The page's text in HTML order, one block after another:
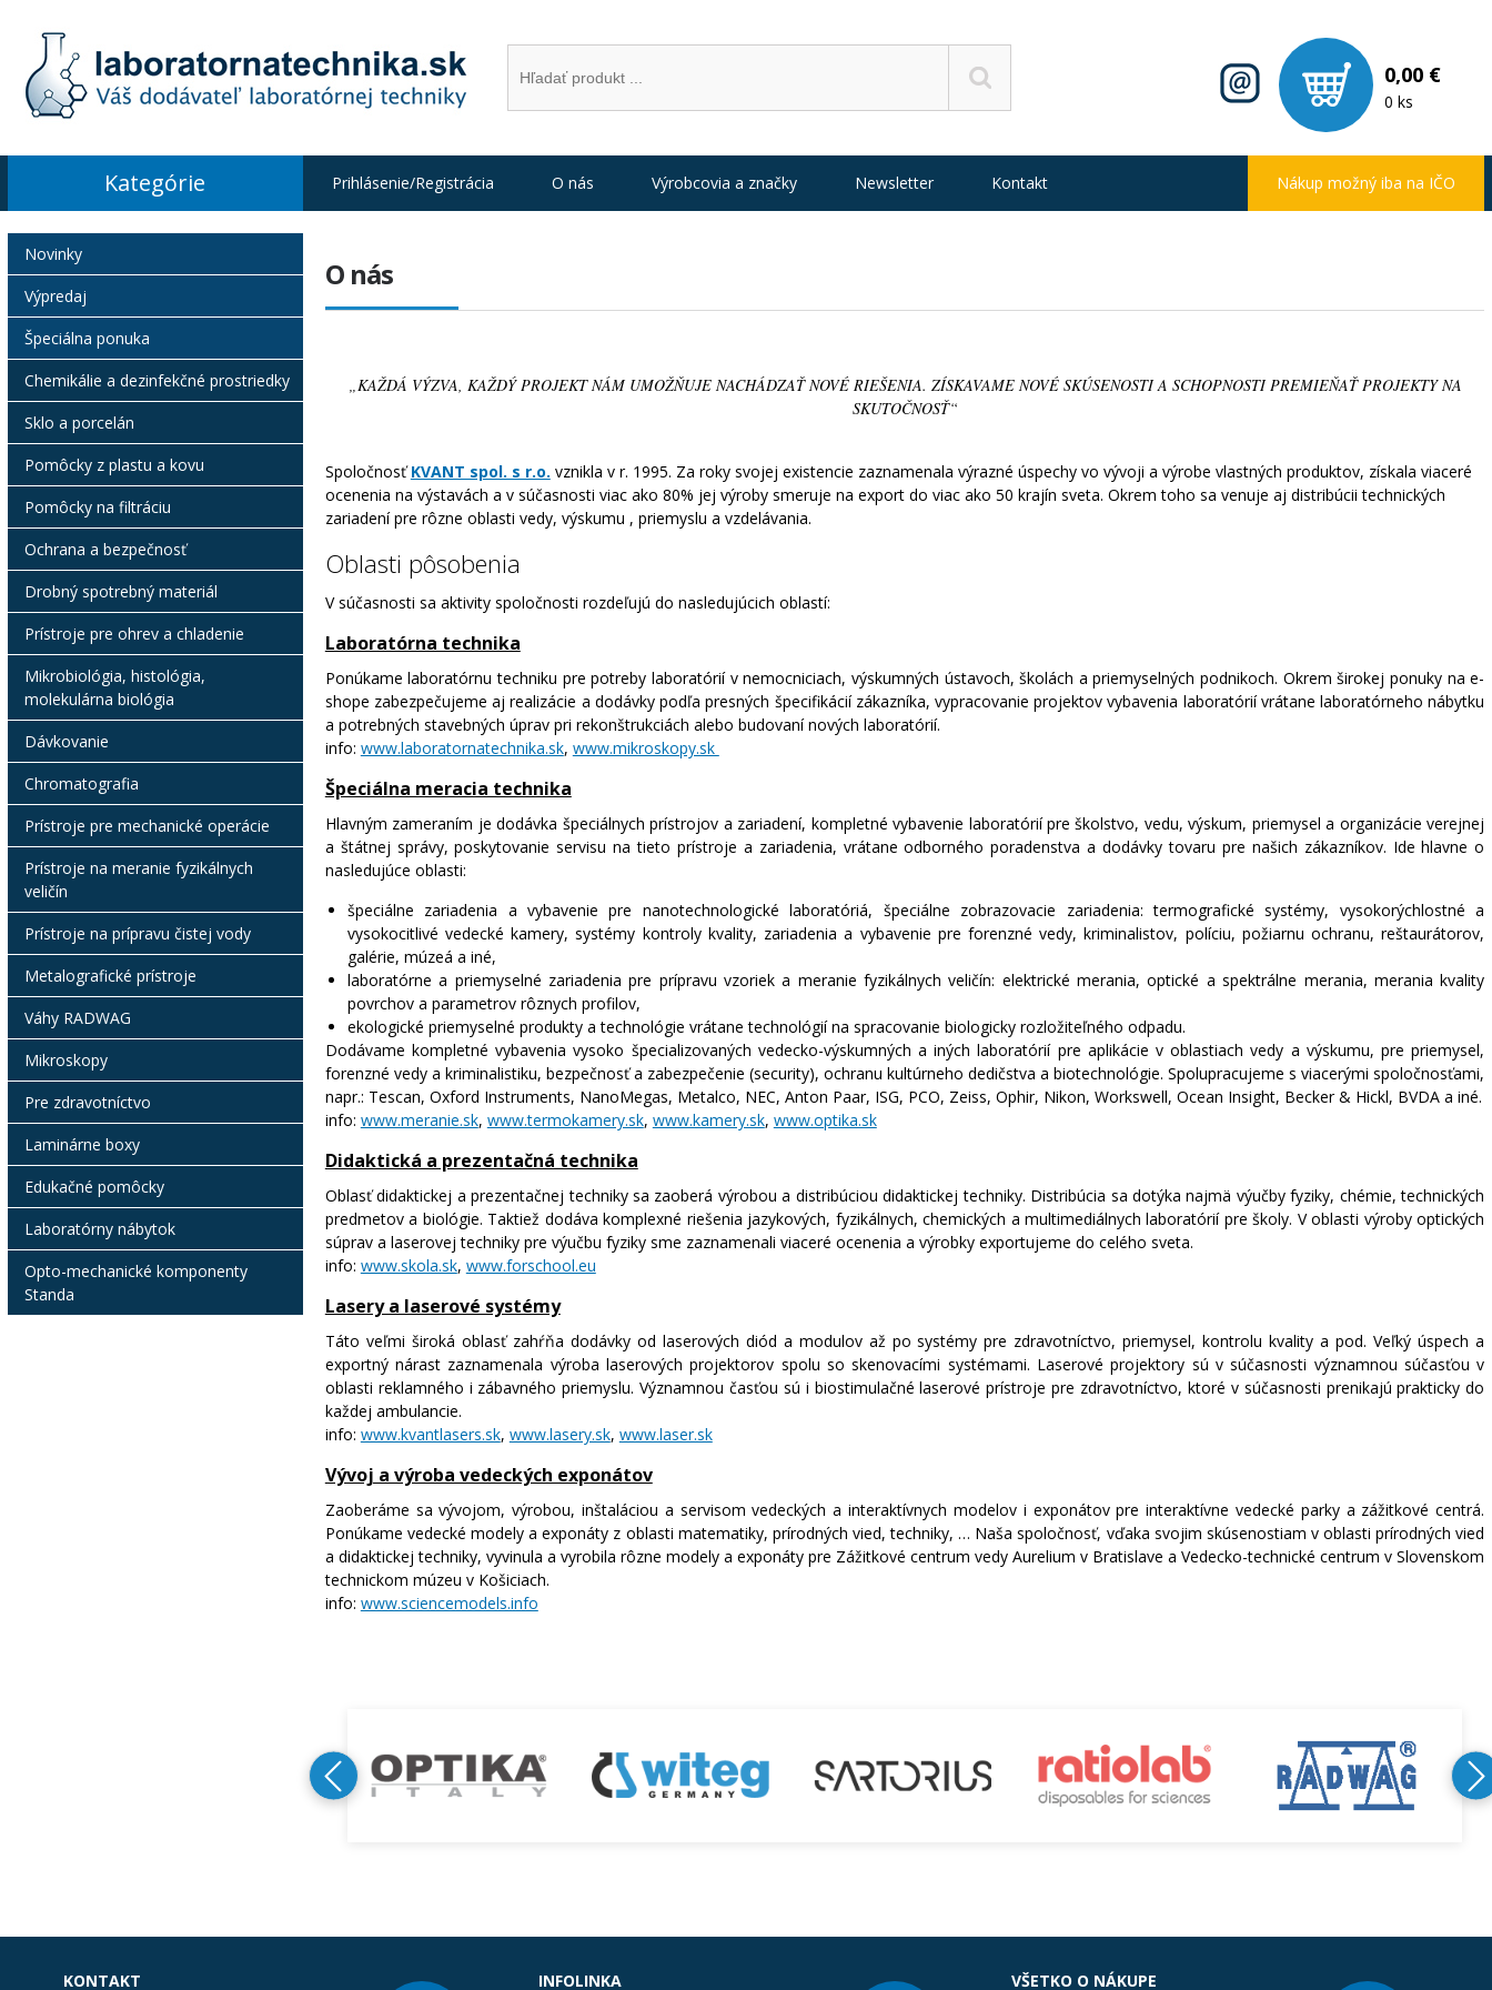
0,00 €
0 ks
O nás
„KAŽDÁ VÝZVA, KAŽDÝ PROJEKT NÁM UMOŽŇUJE NACHÁDZAŤ NOVÉ RIEŠENIA. ZÍSKAVAME NOVÉ SKÚSENOSTI A SCHOPNOSTI PREMIEŇAŤ PROJEKTY NA
SKUTOČNOSŤ“
SpoločnosťKVANT spol. s r.o. vznikla v r. 1995. Za roky svojej existencie zaznamenala výrazné úspechy vo vývoji a výrobe vlastných produktov, získala viaceré
ocenenia na výstavách a v súčasnosti viac ako 80% jej výroby smeruje na export do viac ako 50 krajín sveta. Okrem toho sa venuje aj distribúcii technických
zariadení pre rôzne oblasti vedy, výskumu , priemyslu a vzdelávania.
Oblasti pôsobenia
V súčasnosti sa aktivity spoločnosti rozdeľujú do nasledujúcich oblastí:
Laboratórna technika
Ponúkame laboratórnu techniku pre potreby laboratórií v nemocniciach, výskumných ústavoch, školách a priemyselných podnikoch. Okrem širokej ponuky na e-
shope zabezpečujeme aj realizácie a dodávky podľa presných špecifikácií zákazníka, vypracovanie projektov vybavenia laboratórií vrátane laboratórneho nábytku
a potrebných stavebných úprav pri rekonštrukciách alebo budovaní nových laboratórií.
info: www.laboratornatechnika.sk, www.mikroskopy.sk
Špeciálna meracia technika
Hlavným zameraním je dodávka špeciálnych prístrojov a zariadení, kompletné vybavenie laboratórií pre školstvo, vedu, výskum, priemysel a organizácie verejnej
a štátnej správy, poskytovanie servisu na tieto prístroje a zariadenia, vrátane odborného poradenstva a dodávky tovaru pre našich zákazníkov. Ide hlavne o
nasledujúce oblasti:
špeciálne zariadenia a vybavenie pre nanotechnologické laboratóriá, špeciálne zobrazovacie zariadenia: termografické systémy, vysokorýchlostné a
vysokocitlivé vedecké kamery, systémy kontroly kvality, zariadenia a vybavenie pre forenzné vedy, kriminalistov, políciu, požiarnu ochranu, reštaurátorov,
galérie, múzeá a iné,
laboratórne a priemyselné zariadenia pre prípravu vzoriek a meranie fyzikálnych veličín: elektrické merania, optické a spektrálne merania, merania kvality
povrchov a parametrov rôznych profilov,
ekologické priemyselné produkty a technológie vrátane technológií na spracovanie biologicky rozložiteľného odpadu.
Dodávame kompletné vybavenia vysoko špecializovaných vedecko-výskumných a iných laboratórií pre aplikácie v oblastiach vedy a výskumu, pre priemysel,
forenzné vedy a kriminalistiku, bezpečnosť a zabezpečenie (security), ochranu kultúrneho dedičstva a biotechnológie. Spolupracujeme s viacerými spoločnosťami,
napr.: Tescan, Oxford Instruments, NanoMegas, Metalco, NEC, Anton Paar, ISG, PCO, Zeiss, Ophir, Nikon, Workswell, Ocean Insight, Becker & Hickl, BVDA a iné.
info: www.meranie.sk, www.termokamery.sk, www.kamery.sk, www.optika.sk
Didaktická a prezentačná technika
Oblasť didaktickej a prezentačnej techniky sa zaoberá výrobou a distribúciou didaktickej techniky. Distribúcia sa dotýka najmä výučby fyziky, chémie, technických
predmetov a biológie. Taktiež dodáva komplexné riešenia jazykových, fyzikálnych, chemických a multimediálnych laboratórií pre školy. V oblasti výroby optických
súprav a laserovej techniky pre výučbu fyziky sme zaznamenali viaceré ocenenia a výrobky exportujeme do celého sveta.
info: www.skola.sk, www.forschool.eu
Lasery a laserové systémy
Táto veľmi široká oblasť zahŕňa dodávky od laserových diód a modulov až po systémy pre zdravotníctvo, priemysel, kontrolu kvality a pod. Veľký úspech a
exportný nárast zaznamenala výroba laserových projektorov spolu so skenovacími systémami. Laserové projektory sú v súčasnosti významnou súčasťou v
oblasti reklamného i zábavného priemyslu. Významnou časťou sú i biostimulačné laserové prístroje pre zdravotníctvo, ktoré v súčasnosti prenikajú prakticky do
každej ambulancie.
info: www.kvantlasers.sk, www.lasery.sk, www.laser.sk
Vývoj a výroba vedeckých exponátov
Zaoberáme sa vývojom, výrobou, inštaláciou a servisom vedeckých a interaktívnych modelov i exponátov pre interaktívne vedecké parky a zážitkové centrá.
Ponúkame vedecké modely a exponáty z oblasti matematiky, prírodných vied, techniky, … Naša spoločnosť, vďaka svojim skúsenostiam v oblasti prírodných vied
a didaktickej techniky, vyvinula a vyrobila rôzne modely a exponáty pre Zážitkové centrum vedy Aurelium v Bratislave a Vedecko-technické centrum v Slovenskom
technickom múzeu v Košiciach.
info: www.sciencemodels.info
Novinky
Výpredaj
Špeciálna ponuka
Chemikálie a dezinfekčné prostriedky
Sklo a porcelán
Pomôcky z plastu a kovu
Pomôcky na filtráciu
Ochrana a bezpečnosť
Drobný spotrebný materiál
Prístroje pre ohrev a chladenie
Mikrobiológia, histológia,
molekulárna biológia
Dávkovanie
Chromatografia
Prístroje pre mechanické operácie
Prístroje na meranie fyzikálnych
veličín
Prístroje na prípravu čistej vody
Metalografické prístroje
Váhy RADWAG
Mikroskopy
Pre zdravotníctvo
Laminárne boxy
Edukačné pomôcky
Laboratórny nábytok
Opto-mechanické komponenty
Standa
Kategórie Prihlásenie/Registrácia O nás Výrobcovia a značky Newsletter Kontakt Nákup možný iba na IČO
KONTAKT INFOLINKA VŠETKO O NÁKUPE